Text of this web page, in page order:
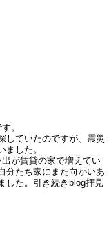
。
していたのですが、震災
した。
が賃貸の家で増えてい
分たち家にまた向かいあ
した。引き続きblog拝見